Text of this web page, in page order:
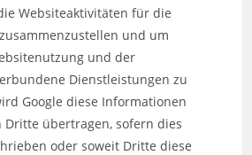
Websiteaktivitäten für die
und um
und der
Dienstleistungen zu
Google diese Informationen
Dritte übertragen, sofern dies
oder soweit Dritte diese